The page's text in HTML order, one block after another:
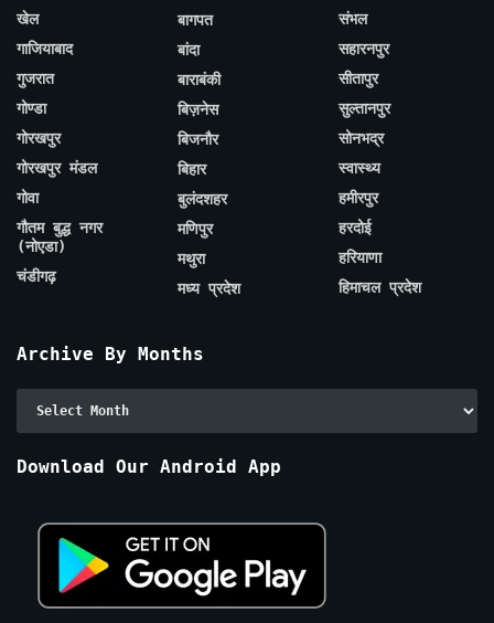
खेल
गाजियाबाद
गुजरात
गोण्डा
गोरखपुर
गोरखपुर मंडल
गोवा
गौतम बुद्ध नगर
(नोएडा)
चंडीगढ़
बागपत
बांदा
बाराबंकी
बिज़नेस
बिजनौर
बिहार
बुलंदशहर
मणिपुर
मथुरा
मध्य प्रदेश
संभल
सहारनपुर
सीतापुर
सुल्तानपुर
सोनभद्र
स्वास्थ्य
हमीरपुर
हरदोई
हरियाणा
हिमाचल प्रदेश
Archive By Months
Download Our Android App